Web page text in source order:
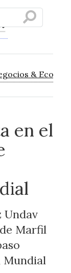
&
en el
Undav
Marfil
Mundial